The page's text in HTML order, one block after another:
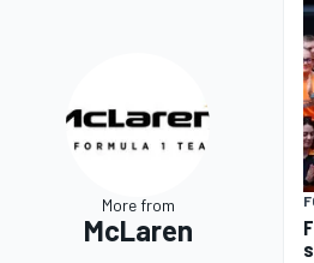
More from
McLaren